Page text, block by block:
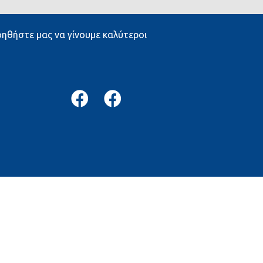
μας να γίνουμε καλύτεροι